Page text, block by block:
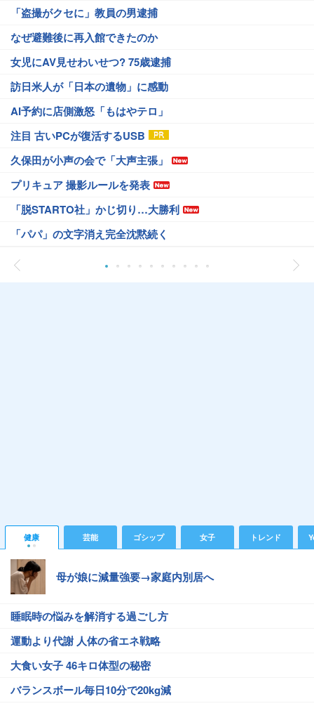
「盗撮がクセに」教員の男逮捕
なぜ避難後に再入館できたのか
女児にAV見せわいせつ? 75歳逮捕
訪日米人が「日本の遺物」に感動
AI予約に店側激怒「もはやテロ」
注目 古いPCが復活するUSB
久保田が小声の会で「大声主張」
プリキュア 撮影ルールを発表
「脱STARTO社」かじ切り…大勝利
「パパ」の文字消え完全沈黙続く
健康 芸能 ゴシップ 女子 トレンド
母が娘に減量強要→家庭内別居へ
睡眠時の悩みを解消する過ごし方
運動より代謝 人体の省エネ戦略
大食い女子 46キロ体型の秘密
バランスボール毎日10分で20kg減